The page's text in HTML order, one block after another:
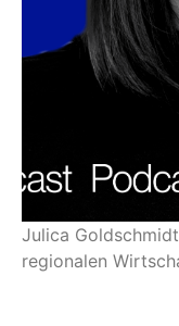
Julica
regionalen